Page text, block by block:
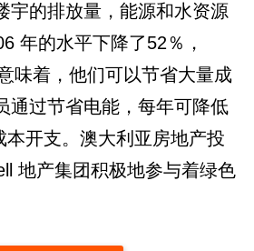
宇的排放量，能源和水资源
年的水平下降了52％，
味着，他们可以节省大量成
通过节省电能，每年可降低
本开支。澳大利亚房地产投
地产集团积极地参与着绿色